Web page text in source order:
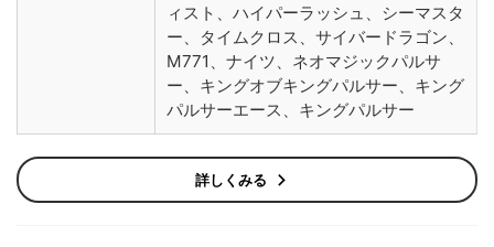
ィスト、ハイパーラッシュ、シーマスタ
ー、タイムクロス、サイバードラゴン、
M771、ナイツ、ネオマジックパルサ
ー、キングオブキングパルサー、キング
パルサーエース、キングパルサー
詳しくみる